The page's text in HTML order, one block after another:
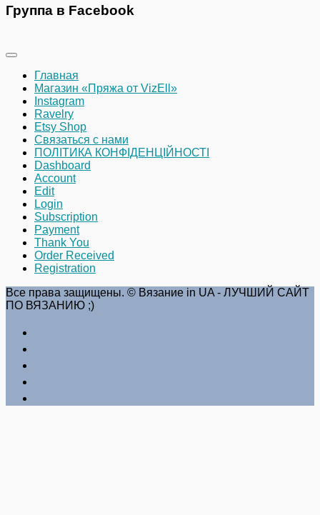
Группа в Facebook
Главная
Магазин «Пряжа от VizEll»
Instagram
Ravelry
Etsy Shop
Связаться с нами
ПОЛІТИКА КОНФІДЕНЦІЙНОСТІ
Dashboard
Account
Edit
Login
Subscription
Payment
Thank You
Order Received
Registration
Все права защищены. © Вязание in UA - ЛУЧШИЙ САЙТ
ПО ВЯЗАНИЮ ;)